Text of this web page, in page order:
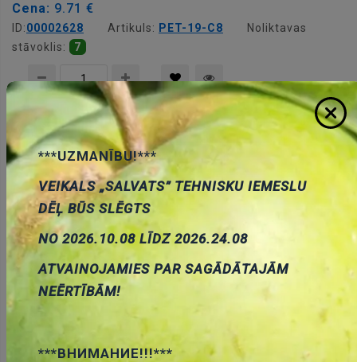
Cena: 9.71 €
ID:00002628 Artikuls: PET-19-C8
Noliktavas
stāvoklis:
7
Pievienot
grozam
PET-19-D2 transformators
Cena:
Artikuls:
stāvoklis:
***UZMANĪBU!***
VEIKALS „SALVATS” TEHNISKU IEMESLU
DĒĻ BŪS SLĒGTS
NO 2026.10.08 LĪDZ 2026.24.08
ATVAINOJAMIES PAR SAGĀDĀTAJĀM
NEĒRTĪBĀM!
***ВНИМАНИЕ!!!***